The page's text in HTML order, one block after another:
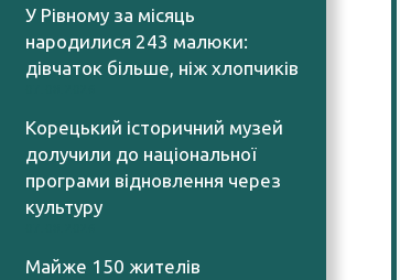
У Рівному за місяць
народилися 243 малюки:
дівчаток більше, ніж хлопчиків
Корецький історичний музей
долучили до національної
програми відновлення через
культуру
Майже 150 жителів